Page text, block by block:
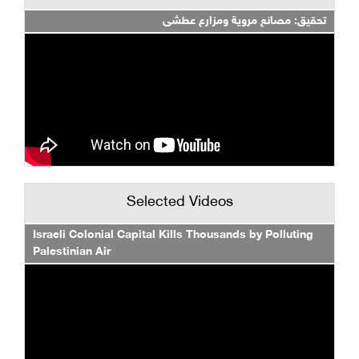
تحقيق: مصانع مروية ومزارع عطشى
Selected Videos
Israeli Colonial Capital Kills Thousands by Polluting
Palestinian Air